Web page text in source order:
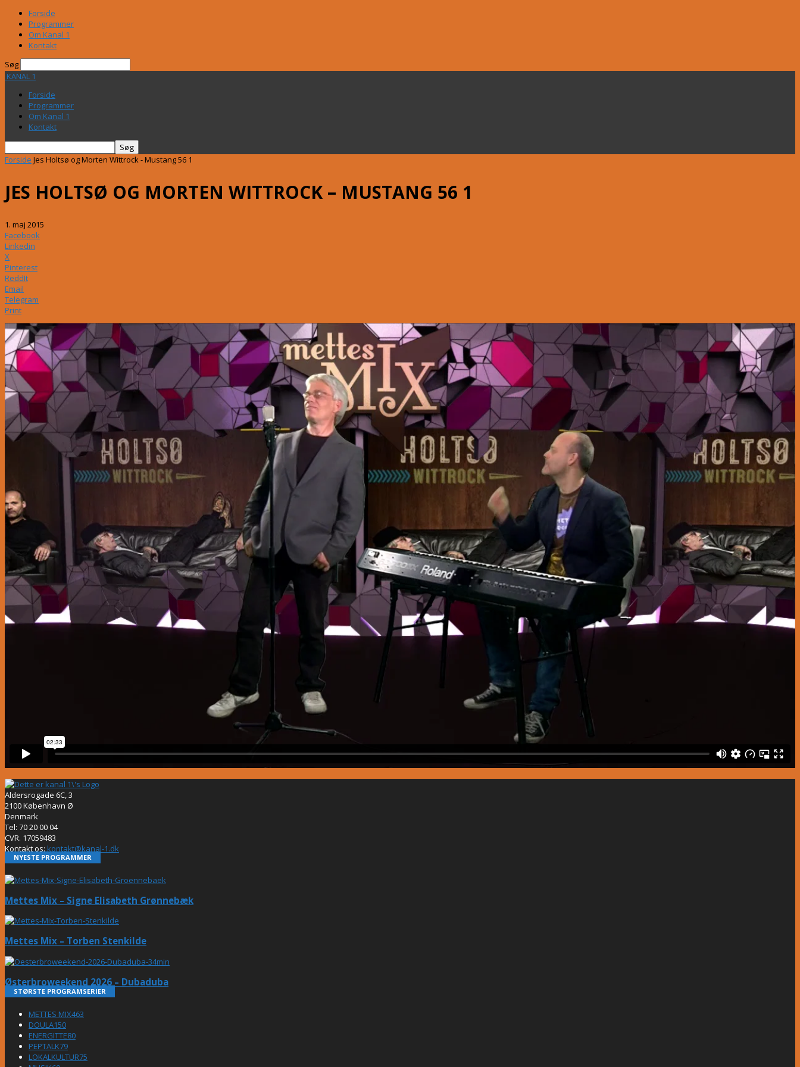
Forside
Programmer
Om Kanal 1
Kontakt
Søg
KANAL 1
Forside
Programmer
Om Kanal 1
Kontakt
Forside Jes Holtsø og Morten Wittrock - Mustang 56 1
JES HOLTSØ OG MORTEN WITTROCK – MUSTANG 56 1
1. maj 2015
Facebook
Linkedin
X
Pinterest
ReddIt
Email
Telegram
Print
Aldersrogade 6C, 3
2100 København Ø
Denmark
Tel: 70 20 00 04
CVR. 17059483
Kontakt os: kontakt@kanal-1.dk
NYESTE PROGRAMMER
Mettes Mix – Signe Elisabeth Grønnebæk
Mettes Mix – Torben Stenkilde
Østerbroweekend 2026 – Dubaduba
STØRSTE PROGRAMSERIER
METTES MIX463
DOULA150
ENERGITTE80
PEPTALK79
LOKALKULTUR75